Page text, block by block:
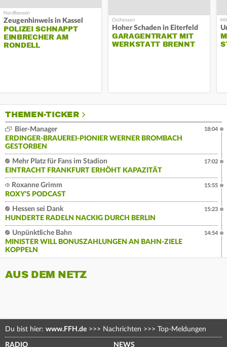
Zeugenhinweis in Kassel
POLIZEI SCHNAPPT
EINBRECHER AM
RONDELL
Hoher Schaden in Eiterfeld
GARAGENTRAKT MIT
WERKSTATT BRENNT
THEMEN-TICKER
Bier-Manager
ERDINGER-BRAUEREI-PIONIER WERNER BROMBACH
GESTORBEN
18:04
Mehr Platz für Fans im Stadion
EINTRACHT FRANKFURT ERHÖHT KAPAZITÄT
17:02
Roxanne Grimm
ROXY'S PODCAST
15:55
Hessen sei Dank
HUNDERTE RADELN NACKIG DURCH BERLIN
15:23
Unpünktliche Bahn
MINISTER WILL BONUSZAHLUNGEN AN BAHN-ZIELE
KOPPELN
14:54
AUS DEM NETZ
Du bist hier: www.FFH.de >>> Nachrichten >>> Top-Meldungen
RADIO NEWS